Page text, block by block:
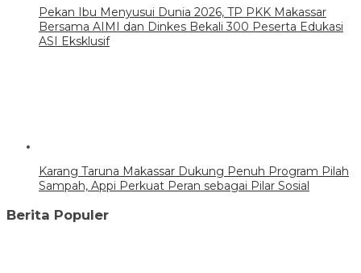
Pekan Ibu Menyusui Dunia 2026, TP PKK Makassar
Bersama AIMI dan Dinkes Bekali 300 Peserta Edukasi
ASI Eksklusif
Karang Taruna Makassar Dukung Penuh Program Pilah
Sampah, Appi Perkuat Peran sebagai Pilar Sosial
Berita Populer